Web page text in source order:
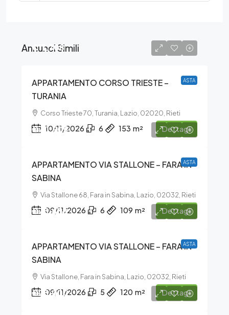
Annunci Simili
ASTA
€11.708
APPARTAMENTO CORSO TRIESTE –
TURANIA
Corso Trieste 70, Turania, Lazio, 02020, Rieti
10/11/2026 6 153 m² Dettagli
ASTA
€70.905
APPARTAMENTO VIA STALLONE – FARA IN
SABINA
Via Stallone 68, Fara in Sabina, Lazio, 02032, Rieti
09/11/2026 6 109 m² Dettagli
ASTA
€75.638
APPARTAMENTO VIA STALLONE – FARA IN
SABINA
Via Stallone, Fara in Sabina, Lazio, 02032, Rieti
09/11/2026 5 120 m² Dettagli
€25.000